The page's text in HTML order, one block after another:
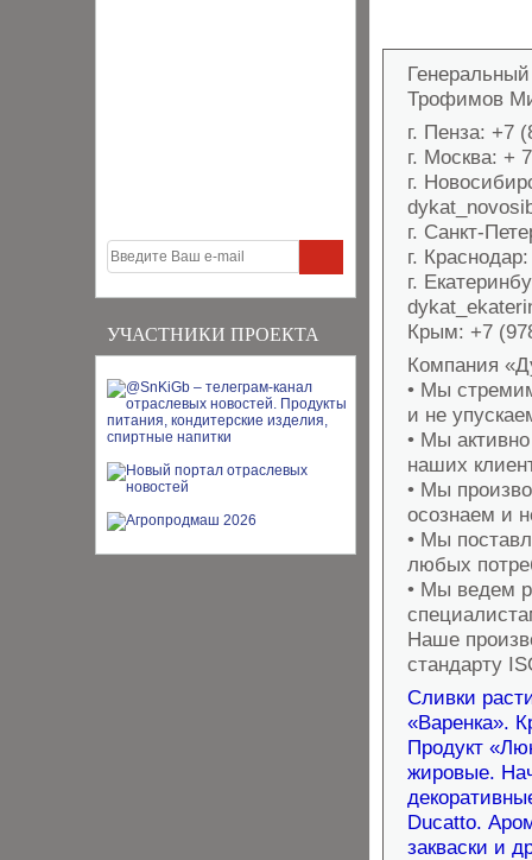
УЧАСТНИКИ ПРОЕКТА
Трофимов
г. Пенза: +7
г. Москва: +
г.
г. Cанкт-
г.
г.
Крым: +7
Компания
• Мы
и не
• Мы
наших
• Мы
осознаем и
• Мы
любых
• Мы ведем
Наше
стандарту
Сливки
«Варенка».
Продукт
жировые.
Ducatto.
закваски и